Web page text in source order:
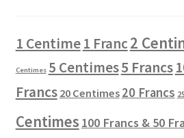
1 Centime1 Franc2
Centimes 5 Centimes5 Francs
Francs 20 Centimes 20 Francs
Centimes 100 Francs & 50